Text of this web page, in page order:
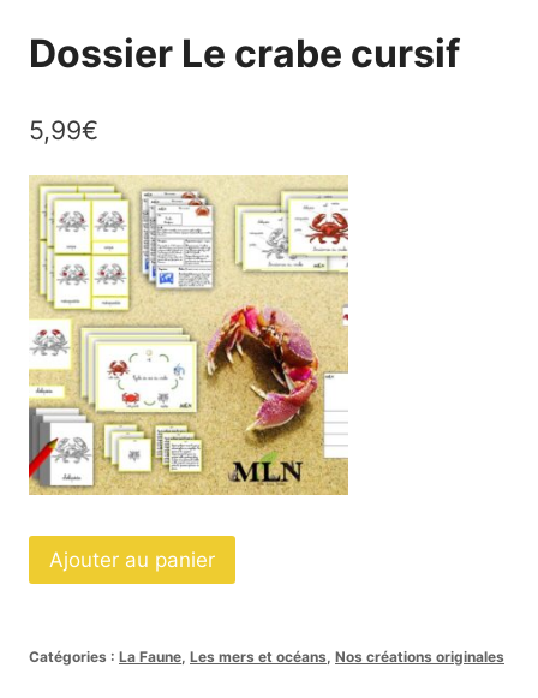
Dossier Le crabe cursif
5,99€
quantité
de
Le
Ajouter au panier
Catégories : La Faune Les mers et océans Nos créations originales